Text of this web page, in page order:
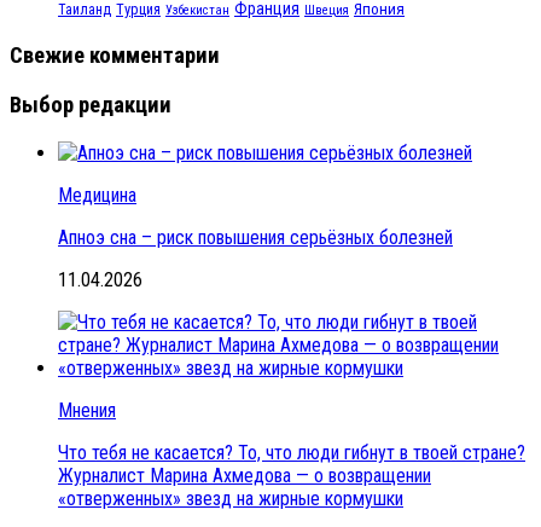
Таиланд Турция Узбекистан Франция Швеция Япония
Свежие комментарии
Выбор редакции
Медицина
Апноэ сна – риск повышения серьёзных болезней
11.04.2026
Мнения
Что тебя не касается? То, что люди гибнут в твоей стране?
Журналист Марина Ахмедова — о возвращении
«отверженных» звезд на жирные кормушки